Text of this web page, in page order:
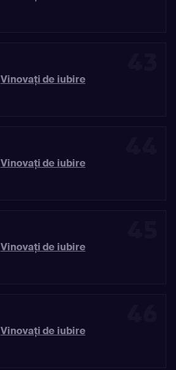
Vinovaţi de iubire
Vinovaţi de iubire
Vinovaţi de iubire
Vinovaţi de iubire